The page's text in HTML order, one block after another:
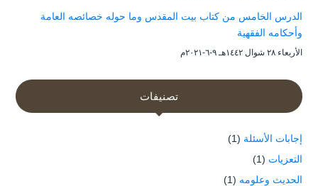
الدرس الخامس من كتاب بيت المقدس وما حوله خصائصه العامة
وأحكامه الفقهية
الأربعاء ۲۸ شوال ۱٤٤۲هـ ۹-٦-۲۰۲۱م
تصنيفات
إجابات الأسئلة (1)
التعزيات (1)
الحديث وعلومه (1)